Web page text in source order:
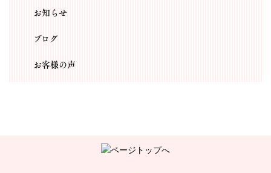
お知らせ
ブログ
お客様の声